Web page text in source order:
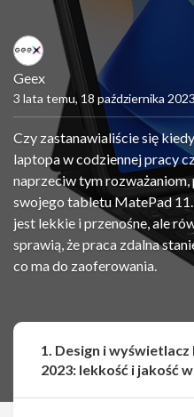
Geex
3 lata temu, 18 października 2023
Czy zastanawialiście się
laptopa w codziennej pracy
naprzeciw tym
swojego tabletu MatePad
jest lekkie i przenośne, ale
sprawią, że praca zdalna
co ma do zaoferowania.
1. Design i
2023: lekkość i jakość